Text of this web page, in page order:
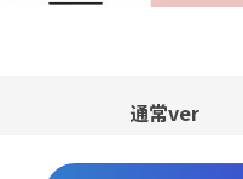
通常ver